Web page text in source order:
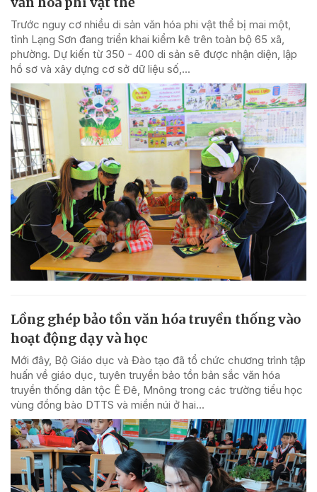
Trước nguy cơ nhiều di sản văn hóa phi vật thể bị mai một,
tỉnh Lạng Sơn đang triển khai kiểm kê trên toàn bộ 65 xã,
phường. Dự kiến từ 350 - 400 di sản sẽ được nhận diện, lập
hồ sơ và xây dựng cơ sở dữ liệu số,...
Lồng ghép bảo tồn văn hóa truyền thống vào
hoạt động dạy và học
Mới đây, Bộ Giáo dục và Đào tạo đã tổ chức chương trình tập
huấn về giáo dục, tuyên truyền bảo tồn bản sắc văn hóa
truyền thống dân tộc Ê Đê, Mnông trong các trường tiểu học
vùng đồng bào DTTS và miền núi ở hai...